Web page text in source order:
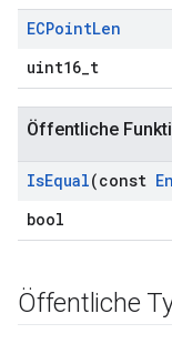
ECPointLen
uint16_t
Öffentliche
IsEqual(const
bool
Öffentliche